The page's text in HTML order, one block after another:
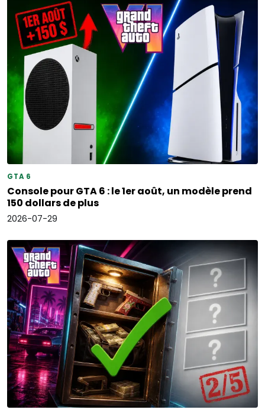
GTA 6
Console pour GTA 6 : le 1er août, un modèle prend
150 dollars de plus
2026-07-29